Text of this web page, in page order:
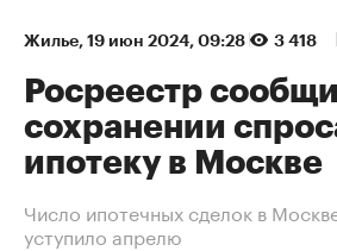
Жилье⁠, 19 июн 2024, 09:28 3 418
Росреестр
сохранении
ипотеку в Москве
Число ипотечных сделок в
уступило апрелю